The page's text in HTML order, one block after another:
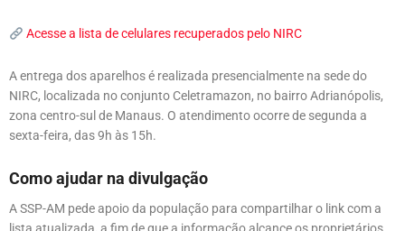
Acesse a lista de celulares recuperados pelo NIRC
A entrega dos aparelhos é realizada presencialmente na sede do
NIRC, localizada no conjunto Celetramazon, no bairro Adrianópolis,
zona centro-sul de Manaus. O atendimento ocorre de segunda a
sexta-feira, das 9h às 15h.
Como ajudar na divulgação
A SSP-AM pede apoio da população para compartilhar o link com a